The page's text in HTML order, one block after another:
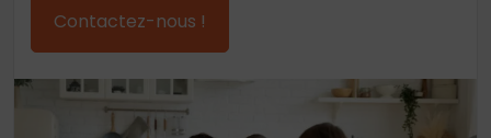
Contactez-nous !